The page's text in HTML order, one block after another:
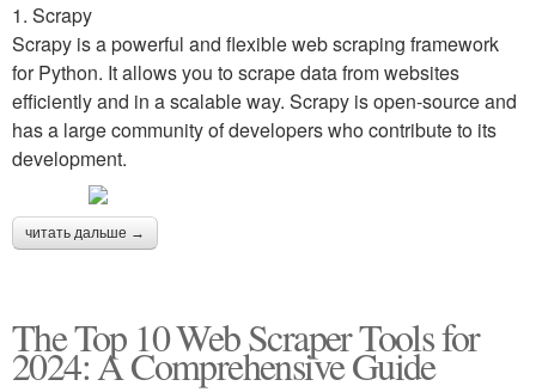
1. Scrapy
Scrapy is a powerful and flexible web scraping framework
for Python. It allows you to scrape data from websites
efficiently and in a scalable way. Scrapy is open-source and
has a large community of developers who contribute to its
development.
читать дальше →
The Top 10 Web Scraper Tools for
2024: A Comprehensive Guide